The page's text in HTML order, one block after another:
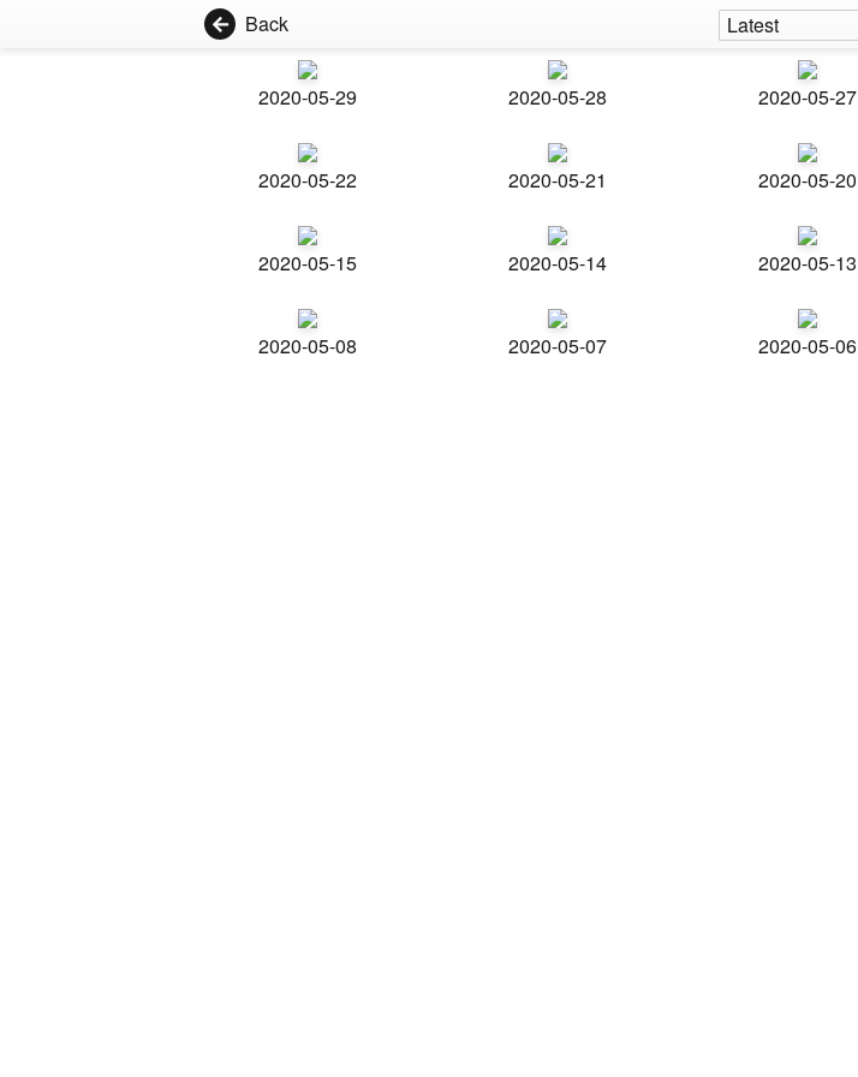
Back Latest
2020-05-29 2020-05-28 2020-05-27
2020-05-22 2020-05-21 2020-05-20
2020-05-15 2020-05-14 2020-05-13
2020-05-08 2020-05-07 2020-05-06